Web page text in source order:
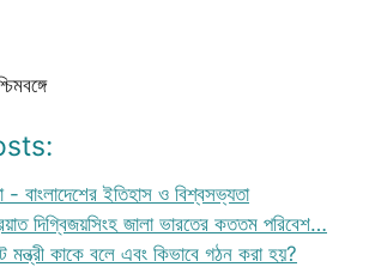
- বাংলাদেশের ইতিহাস ও বিশ্বসভ্যতা
দিগ্বিজয়সিংহ জালা ভারতের কততম পরিবেশ…
মন্ত্রী কাকে বলে এবং কিভাবে গঠন করা হয়?